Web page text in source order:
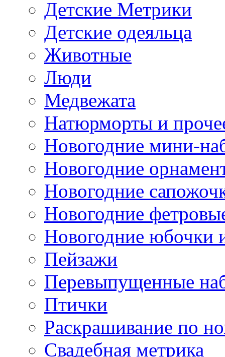
Детские Метрики
Детские одеяльца
Животные
Люди
Медвежата
Натюрморты и
Новогодние мини-
Новогодние
Новогодние
Новогодние
Новогодние юбочки
Пейзажи
Перевыпущенные
Птички
Раскрашивание по
Свадебная метрика